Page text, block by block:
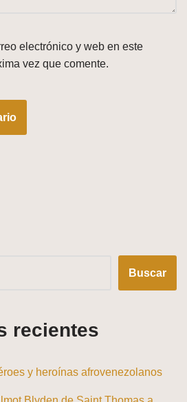
electrónico y web en este
vez que comente.
Buscar
recientes
y heroínas afrovenezolanos